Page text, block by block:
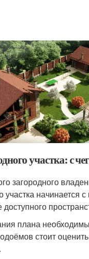
участка: с
загородного
участка начинается
плана
стоит